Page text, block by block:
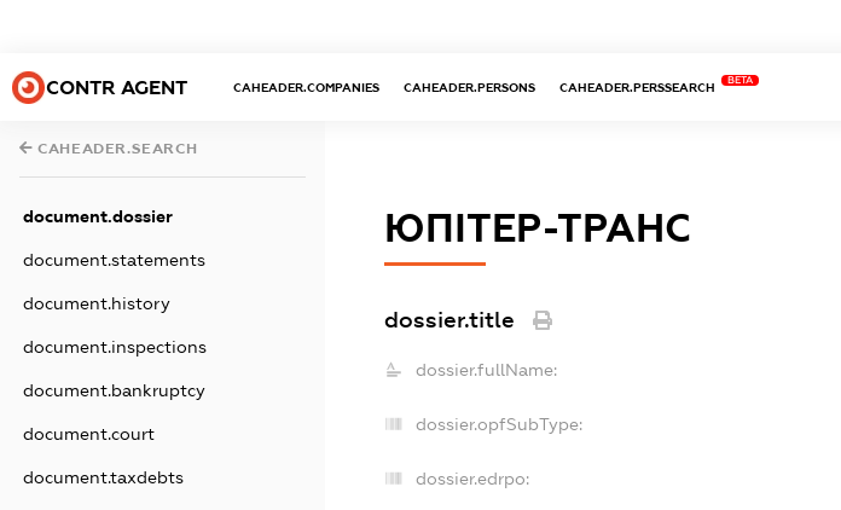
CONTR AGENT CAHEADER.COMPANIES CAHEADER.PERSONS CAHEADER.PERSSEARCH
BETA
CAHEADER.SEARCH
document.dossier
document.statements
document.history
document.inspections
document.bankruptcy
document.court
document.taxdebts
ЮПІТЕР-ТРАНС
dossier.title
dossier.fullName:
dossier.opfSubType:
dossier.edrpo: